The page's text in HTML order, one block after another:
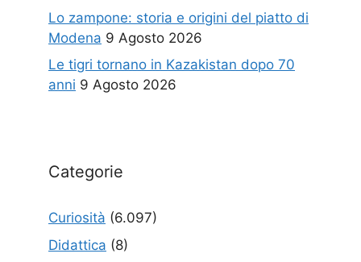
Lo zampone: storia e origini del piatto di
Modena 9 Agosto 2026
Le tigri tornano in Kazakistan dopo 70
anni 9 Agosto 2026
Categorie
Curiosità (6.097)
Didattica (8)